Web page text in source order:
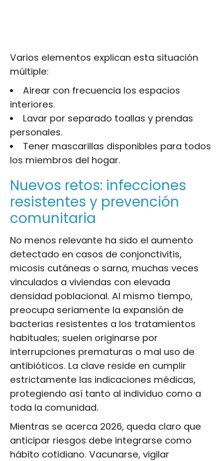
Varios elementos explican esta situación
múltiple:
Airear con frecuencia los espacios
interiores.
Lavar por separado toallas y prendas
personales.
Tener mascarillas disponibles para todos
los miembros del hogar.
Nuevos retos: infecciones
resistentes y prevención
comunitaria
No menos relevante ha sido el aumento
detectado en casos de conjonctivitis,
micosis cutáneas o sarna, muchas veces
vinculados a viviendas con elevada
densidad poblacional. Al mismo tiempo,
preocupa seriamente la expansión de
bacterias resistentes a los tratamientos
habituales; suelen originarse por
interrupciones prematuras o mal uso de
antibióticos. La clave reside en cumplir
estrictamente las indicaciones médicas,
protegiendo así tanto al individuo como a
toda la comunidad.
Mientras se acerca 2026, queda claro que
anticipar riesgos debe integrarse como
hábito cotidiano. Vacunarse, vigilar